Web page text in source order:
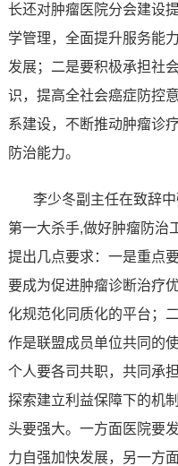
长还对肿瘤医院分会建设
学管理，全面提升服务能
发展；二是要积极承担社
识，提高全社会癌症防控
系建设，不断推动肿瘤诊
防治能力。
李少冬副主任在致辞中
第一大杀手,做好肿瘤防治
提出几点要求：一是重点
要成为促进肿瘤诊断治疗
化规范化同质化的平台；
作是联盟成员单位共同的
个人要各司共职，共同承
探索建立利益保障下的机
头要强大。一方面医院要
力自强加快发展，另一方